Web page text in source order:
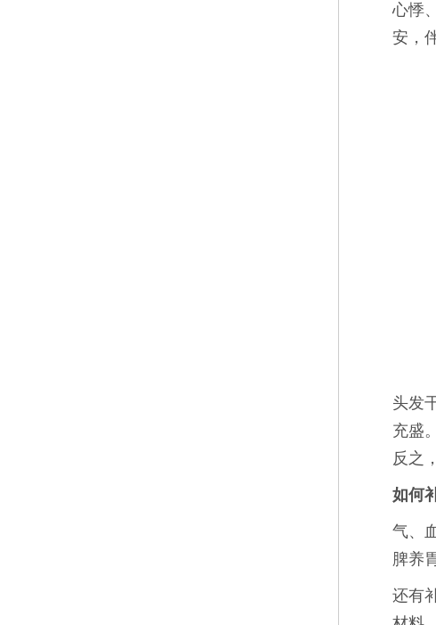
心悸
安，
头发
充盛
反之
如何
气、
脾养
还有